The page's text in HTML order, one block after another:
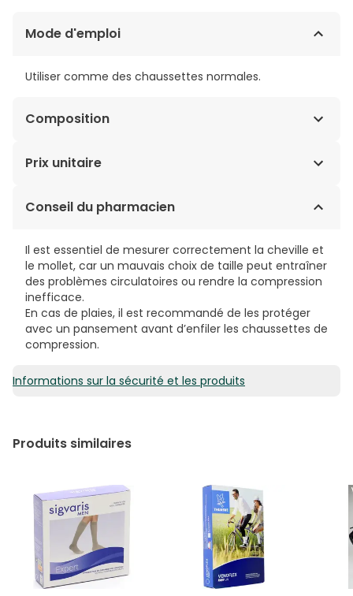
Mode d'emploi
Utiliser comme des chaussettes normales.
Composition
Nylon 85%, élasthanne 15%.
Prix unitaire
13,27€ / Unités
Conseil du pharmacien
Il est essentiel de mesurer correctement la cheville et
le mollet, car un mauvais choix de taille peut entraîner
des problèmes circulatoires ou rendre la compression
inefficace.
En cas de plaies, il est recommandé de les protéger
avec un pansement avant d’enfiler les chaussettes de
compression.
Informations sur la sécurité et les produits
Produits similaires